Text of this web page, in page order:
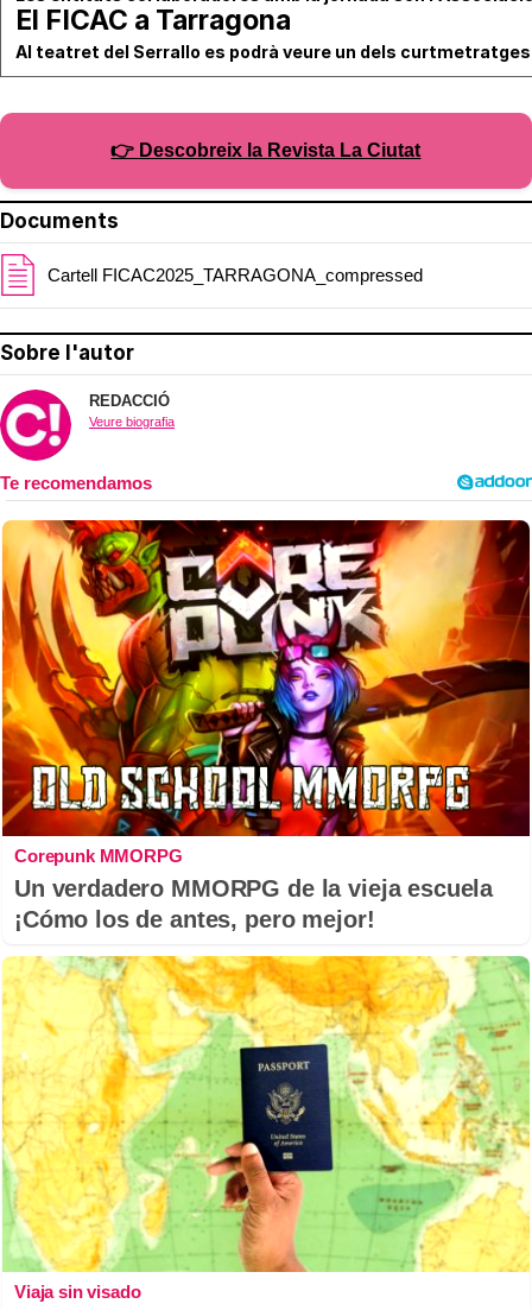
El FICAC a Tarragona
Al teatret del Serrallo es podrà veure un dels
👉 Descobreix la Revista La Ciutat
Documents
Cartell FICAC2025_TARRAGONA_compressed
Sobre l'autor
REDACCIÓ
Veure biografia
Corepunk MMORPG
Un verdadero MMORPG de la vieja escuela
¡Cómo los de antes, pero mejor!
Viaja sin visado